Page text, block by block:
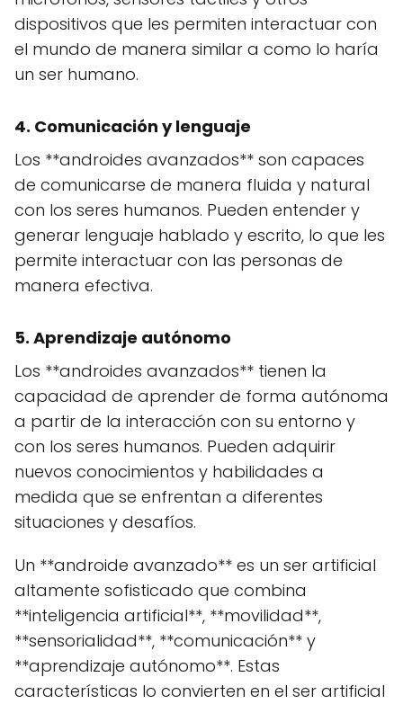
dispositivos que les permiten interactuar con
el mundo de manera similar a como lo haría
un ser humano.
4. Comunicación y lenguaje
Los **androides avanzados** son capaces
de comunicarse de manera fluida y natural
con los seres humanos. Pueden entender y
generar lenguaje hablado y escrito, lo que les
permite interactuar con las personas de
manera efectiva.
5. Aprendizaje autónomo
Los **androides avanzados** tienen la
capacidad de aprender de forma autónoma
a partir de la interacción con su entorno y
con los seres humanos. Pueden adquirir
nuevos conocimientos y habilidades a
medida que se enfrentan a diferentes
situaciones y desafíos.
Un **androide avanzado** es un ser artificial
altamente sofisticado que combina
**inteligencia artificial**, **movilidad**,
**sensorialidad**, **comunicación** y
**aprendizaje autónomo**. Estas
características lo convierten en el ser artificial